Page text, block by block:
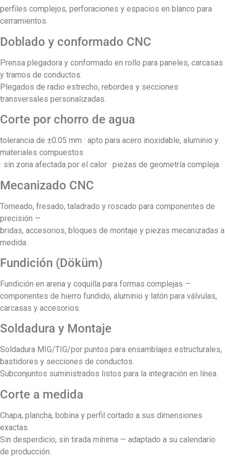
perfiles complejos, perforaciones y espacios en blanco para
cerramientos.
Doblado y conformado CNC
Prensa plegadora y conformado en rollo para paneles, carcasas
y tramos de conductos.
Plegados de radio estrecho, rebordes y secciones
transversales personalizadas.
Corte por chorro de agua
tolerancia de ±0.05 mm · apto para acero inoxidable, aluminio y
materiales compuestos
· sin zona afectada por el calor · piezas de geometría compleja.
Mecanizado CNC
Torneado, fresado, taladrado y roscado para componentes de
precisión —
bridas, accesorios, bloques de montaje y piezas mecanizadas a
medida.
Fundición (Döküm)
Fundición en arena y coquilla para formas complejas —
componentes de hierro fundido, aluminio y latón para válvulas,
carcasas y accesorios.
Soldadura y Montaje
Soldadura MIG/TIG/por puntos para ensamblajes estructurales,
bastidores y secciones de conductos.
Subconjuntos suministrados listos para la integración en línea.
Corte a medida
Chapa, plancha, bobina y perfil cortado a sus dimensiones
exactas.
Sin desperdicio, sin tirada mínima — adaptado a su calendario
de producción.